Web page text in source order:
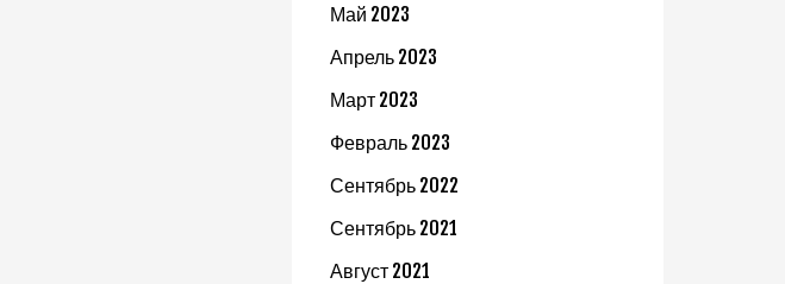
Май 2023
Апрель 2023
Март 2023
Февраль 2023
Сентябрь 2022
Сентябрь 2021
Август 2021